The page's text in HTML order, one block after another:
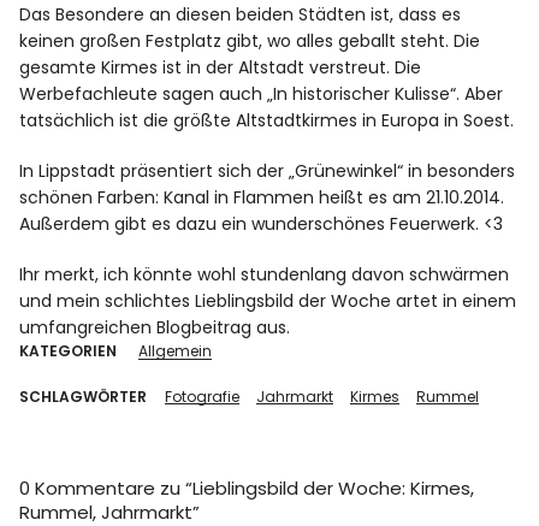
Das Besondere an diesen beiden Städten ist, dass es
keinen großen Festplatz gibt, wo alles geballt steht. Die
gesamte Kirmes ist in der Altstadt verstreut. Die
Werbefachleute sagen auch „In historischer Kulisse“. Aber
tatsächlich ist die größte Altstadtkirmes in Europa in Soest.
In Lippstadt präsentiert sich der „Grünewinkel“ in besonders
schönen Farben: Kanal in Flammen heißt es am 21.10.2014.
Außerdem gibt es dazu ein wunderschönes Feuerwerk. <3
Ihr merkt, ich könnte wohl stundenlang davon schwärmen
und mein schlichtes Lieblingsbild der Woche artet in einem
umfangreichen Blogbeitrag aus.
KATEGORIEN Allgemein
SCHLAGWÖRTER Fotografie Jahrmarkt Kirmes Rummel
0 Kommentare zu “Lieblingsbild der Woche: Kirmes,
Rummel, Jahrmarkt”